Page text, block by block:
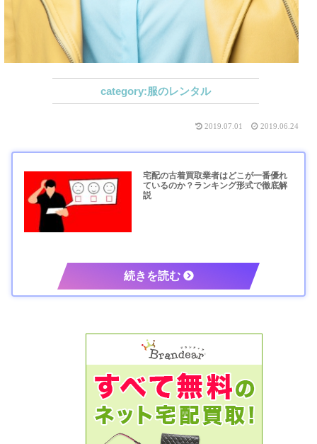
服のレンタル
2019.07.01 2019.06.24
宅配の古着買取業者はどこが一番優れ
ているのか？ランキング形式で徹底解
説